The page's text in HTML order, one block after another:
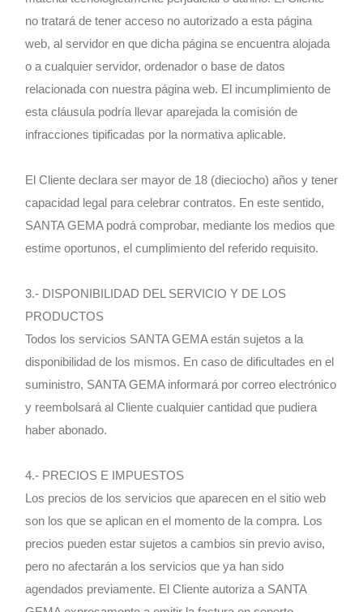
no tratará de tener acceso no autorizado a esta página
web, al servidor en que dicha página se encuentra alojada
o a cualquier servidor, ordenador o base de datos
relacionada con nuestra página web. El incumplimiento de
esta cláusula podría llevar aparejada la comisión de
infracciones tipificadas por la normativa aplicable.
El Cliente declara ser mayor de 18 (dieciocho) años y tener
capacidad legal para celebrar contratos. En este sentido,
SANTA GEMA podrá comprobar, mediante los medios que
estime oportunos, el cumplimiento del referido requisito.
3.- DISPONIBILIDAD DEL SERVICIO Y DE LOS
PRODUCTOS
Todos los servicios SANTA GEMA están sujetos a la
disponibilidad de los mismos. En caso de dificultades en el
suministro, SANTA GEMA informará por correo electrónico
y reembolsará al Cliente cualquier cantidad que pudiera
haber abonado.
4.- PRECIOS E IMPUESTOS
Los precios de los servicios que aparecen en el sitio web
son los que se aplican en el momento de la compra. Los
precios pueden estar sujetos a cambios sin previo aviso,
pero no afectarán a los servicios que ya han sido
agendados previamente. El Cliente autoriza a SANTA